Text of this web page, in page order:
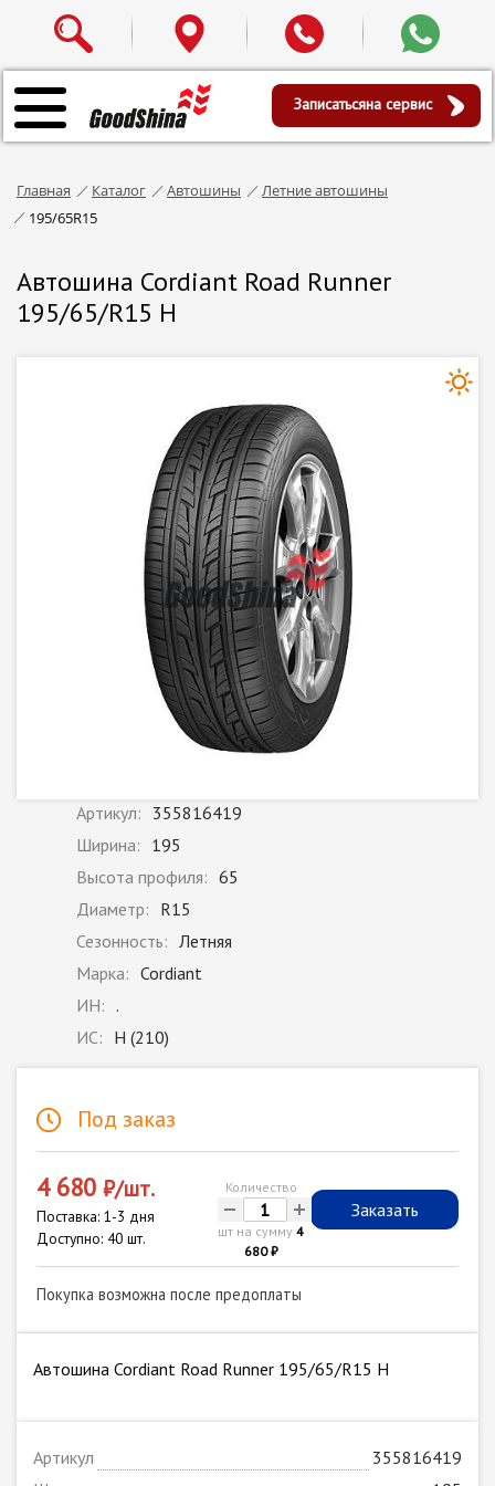
Записатьсяна сервис
Главная Каталог Автошины
Летние автошины
195/65R15
Автошина Cordiant Road Runner
195/65/R15 H
Артикул: 355816419
Ширина: 195
Высота профиля: 65
Диаметр: R15
Сезонность: Летняя
Марка: Cordiant
ИН: .
ИС: H (210)
Под заказ
4 680 ₽/шт.
Поставка: 1-3 дня
Доступно: 40 шт.
Количество
- +
шт на сумму4
680 ₽
Заказать
Покупка возможна после предоплаты
Автошина Cordiant Road Runner 195/65/R15 H
Артикул
355816419